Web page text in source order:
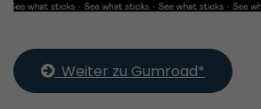
  Weiter zu Gumroad*